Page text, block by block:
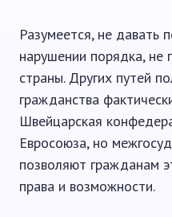
Разумеется, не давать
нарушении порядка, не
страны. Других путей
гражданства
Швейцарская
Евросоюза, но
позволяют гражданам
права и возможности.